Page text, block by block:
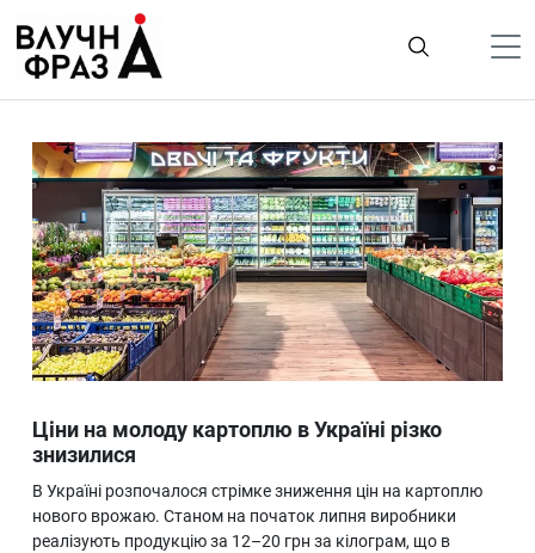
содержимому
Гроші
Життя
Лайфстайл
ТехноНаука
Людина
Ukraine
Про нас
Ціни на молоду картоплю в Україні різко
знизилися
В Україні розпочалося стрімке зниження цін на картоплю
нового врожаю. Станом на початок липня виробники
реалізують продукцію за 12–20 грн за кілограм, що в